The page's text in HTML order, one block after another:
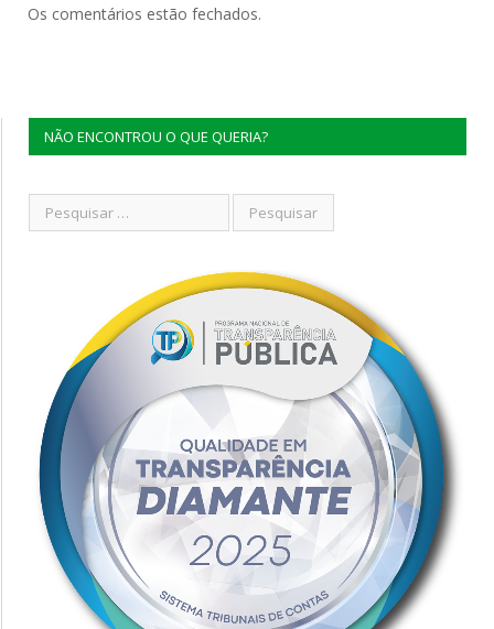
Os comentários estão fechados.
NÃO ENCONTROU O QUE QUERIA?